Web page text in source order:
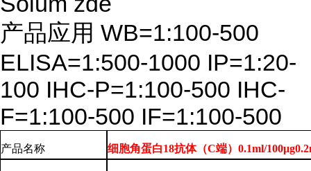
产品应用 WB=1:100-500
ELISA=1:500-1000 IP=1:20-
100 IHC-P=1:100-500 IHC-
F=1:100-500 IF=1:100-500
产品名称 细胞角蛋白18抗体（C端）0.1ml/